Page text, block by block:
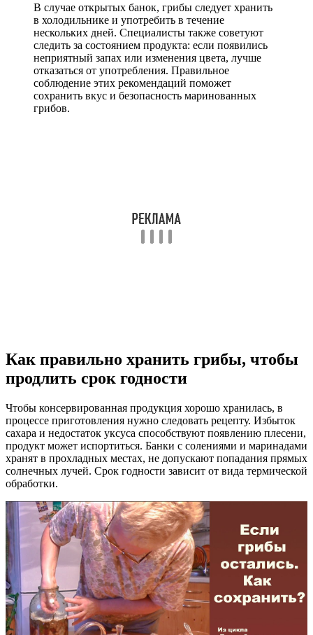
В случае открытых банок, грибы следует хранить
в холодильнике и употребить в течение
нескольких дней. Специалисты также советуют
следить за состоянием продукта: если появились
неприятный запах или изменения цвета, лучше
отказаться от употребления. Правильное
соблюдение этих рекомендаций поможет
сохранить вкус и безопасность маринованных
грибов.
Как правильно хранить грибы, чтобы
продлить срок годности
Чтобы консервированная продукция хорошо хранилась, в
процессе приготовления нужно следовать рецепту. Избыток
сахара и недостаток уксуса способствуют появлению плесени,
продукт может испортиться. Банки с солениями и маринадами
хранят в прохладных местах, не допускают попадания прямых
солнечных лучей. Срок годности зависит от вида термической
обработки.